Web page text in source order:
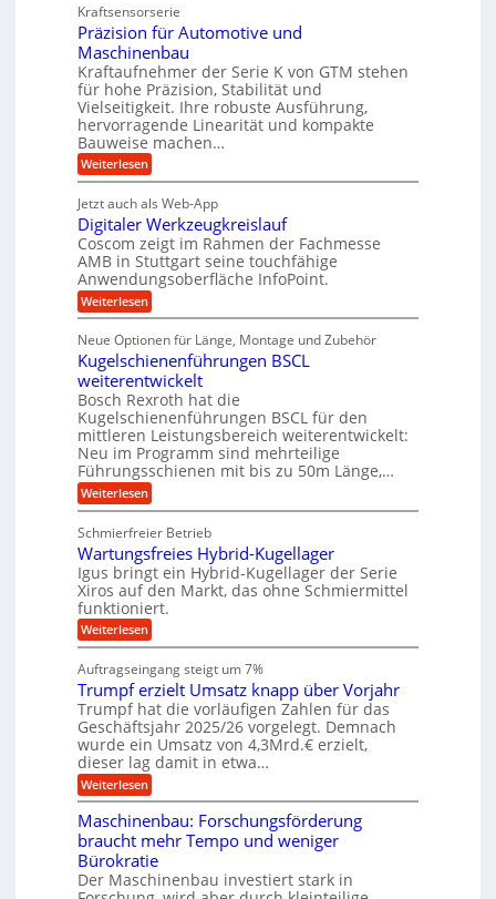
c
h
w
n
d
e
t
r
i
e
b
e
f
ü
r
r
u
e
U
m
g
e
b
u
n
g
e
n
n
d
A
u
f
t
r
a
s
i
n
g
a
n
g
l
o
s
e
,
w
e
n
i
g
e
r
S
t
e
l
e
n
h
n
s
t
a
n
g
e
n
g
e
t
r
i
e
b
e
f
ü
r
r
ä
i
s
e
H
u
b
b
e
w
e
g
u
n
g
e
n
Kraftsensorserie
Präzision für Automotive und
Maschinenbau
Kraftaufnehmer der Serie K von GTM stehen
für hohe Präzision, Stabilität und
Vielseitigkeit. Ihre robuste Ausführung,
hervorragende Linearität und kompakte
Bauweise machen…
Weiterlesen:
P
ä
z
i
s
i
o
n
f
r
A
u
t
o
m
o
t
i
v
e
n
d
M
a
s
c
h
i
e
n
b
a
u
Jetzt auch als Web-App
Digitaler Werkzeugkreislauf
Coscom zeigt im Rahmen der Fachmesse
AMB in Stuttgart seine touchfähige
Anwendungsoberfläche InfoPoint.
Weiterlesen:
D
g
i
t
a
l
e
r
W
e
r
k
z
e
u
g
k
r
e
i
s
a
u
f
Neue Optionen für Länge, Montage und Zubehör
Kugelschienenführungen BSCL
weiterentwickelt
Bosch Rexroth hat die
Kugelschienenführungen BSCL für den
mittleren Leistungsbereich weiterentwickelt:
Neu im Programm sind mehrteilige
Führungsschienen mit bis zu 50m Länge,…
Weiterlesen:
K
g
e
l
s
c
h
i
e
e
n
f
ü
h
r
u
n
g
e
B
S
C
L
Schmierfreier Betrieb
Wartungsfreies Hybrid-Kugellager
Igus bringt ein Hybrid-Kugellager der Serie
Xiros auf den Markt, das ohne Schmiermittel
funktioniert.
Weiterlesen:
W
r
t
u
n
g
s
f
r
e
i
e
s
H
y
b
Auftragseingang steigt um 7%
Trumpf erzielt Umsatz knapp über Vorjahr
Trumpf hat die vorläufigen Zahlen für das
Geschäftsjahr 2025/26 vorgelegt. Demnach
wurde ein Umsatz von 4,3Mrd.€ erzielt,
dieser lag damit in etwa…
Weiterlesen:
T
u
m
p
f
e
Maschinenbau: Forschungsförderung
braucht mehr Tempo und weniger
Bürokratie
Der Maschinenbau investiert stark in